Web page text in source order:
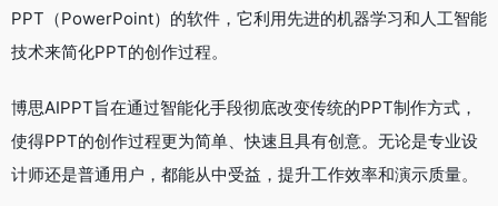
PPT（PowerPoint）的软件，它利用先进的机器学习和人工智能
技术来简化PPT的创作过程。
博思AIPPT旨在通过智能化手段彻底改变传统的PPT制作方式，
使得PPT的创作过程更为简单、快速且具有创意。无论是专业设
计师还是普通用户，都能从中受益，提升工作效率和演示质量。